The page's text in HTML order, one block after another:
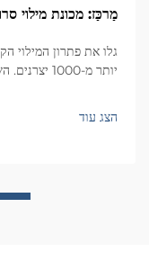
מַרכַּז: מכונת מילוי
גלו את פתרון המילוי
הצג עוד